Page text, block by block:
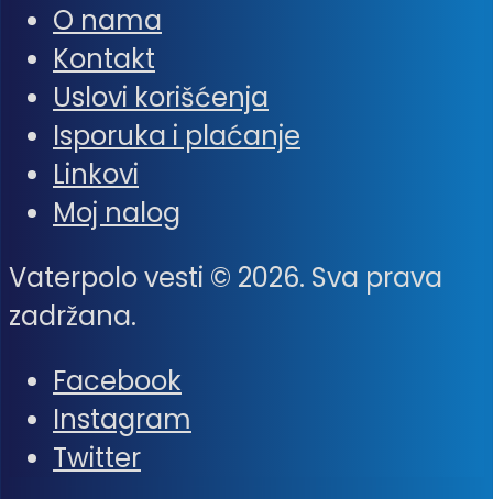
O nama
Kontakt
Uslovi korišćenja
Isporuka i plaćanje
Linkovi
Moj nalog
Vaterpolo vesti © 2026. Sva prava
zadržana.
Facebook
Instagram
Twitter